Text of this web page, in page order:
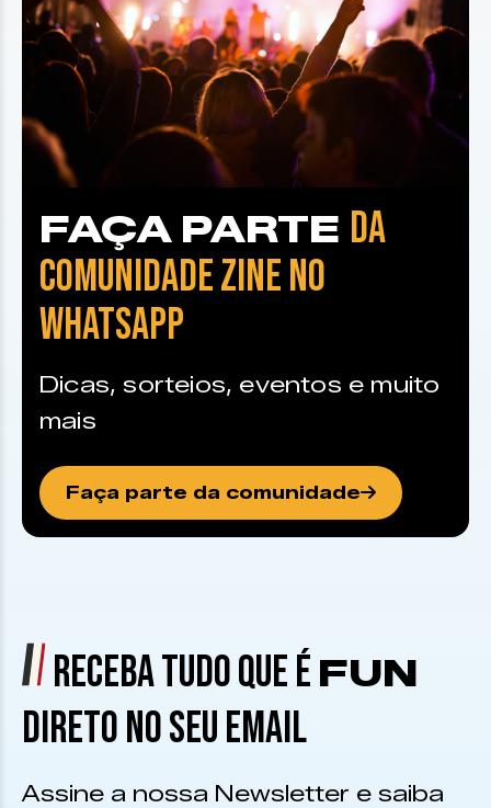
FAÇA PARTE DA
COMUNIDADE ZINE NO
WHATSAPP
Dicas, sorteios, eventos e muito
mais
Faça parte da comunidade
RECEBA TUDO QUE É FUN
DIRETO NO SEU EMAIL
Assine a nossa Newsletter e saiba